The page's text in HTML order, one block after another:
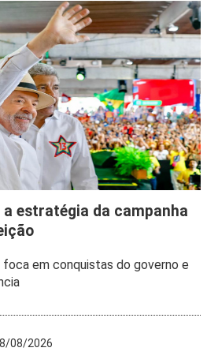
estratégia da campanha
em conquistas do governo e
08/2026